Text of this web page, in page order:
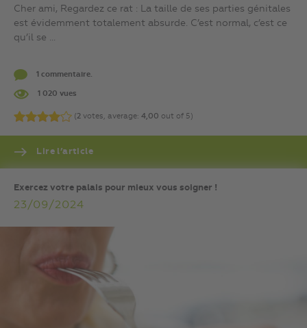
Cher ami, Regardez ce rat : La taille de ses parties génitales
est évidemment totalement absurde. C’est normal, c’est ce
qu’il se ...
1 commentaire.
1 020 vues
(2 votes, average: 4,00 out of 5)
Lire l’article
Exercez votre palais pour mieux vous soigner !
23/09/2024